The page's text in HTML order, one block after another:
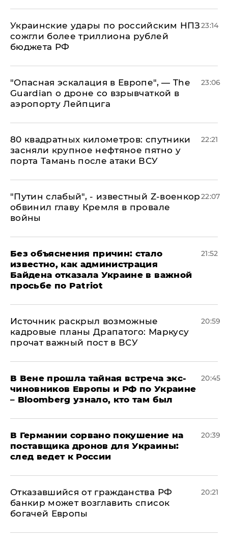
Украинские удары по российским НПЗ
сожгли более триллиона рублей
бюджета РФ
23:14
"Опасная эскалация в Европе", — The
Guardian о дроне со взрывчаткой в
аэропорту Лейпцига
23:06
80 квадратных километров: спутники
засняли крупное нефтяное пятно у
порта Тамань после атаки ВСУ
22:21
​"Путин слабый", - известный Z-военкор
обвинил главу Кремля в провале
войны
22:07
Без объяснения причин: стало
известно, как администрация
Байдена отказала Украине в важной
просьбе по Patriot
21:52
​Источник раскрыл возможные
кадровые планы Драпатого: Маркусу
прочат важный пост в ВСУ
20:59
В Вене прошла тайная встреча экс-
чиновников Европы и РФ по Украине
– Bloomberg узнало, кто там был
20:45
​В Германии сорвано покушение на
поставщика дронов для Украины:
след ведет к России
20:39
Отказавшийся от гражданства РФ
банкир может возглавить список
богачей Европы
20:21